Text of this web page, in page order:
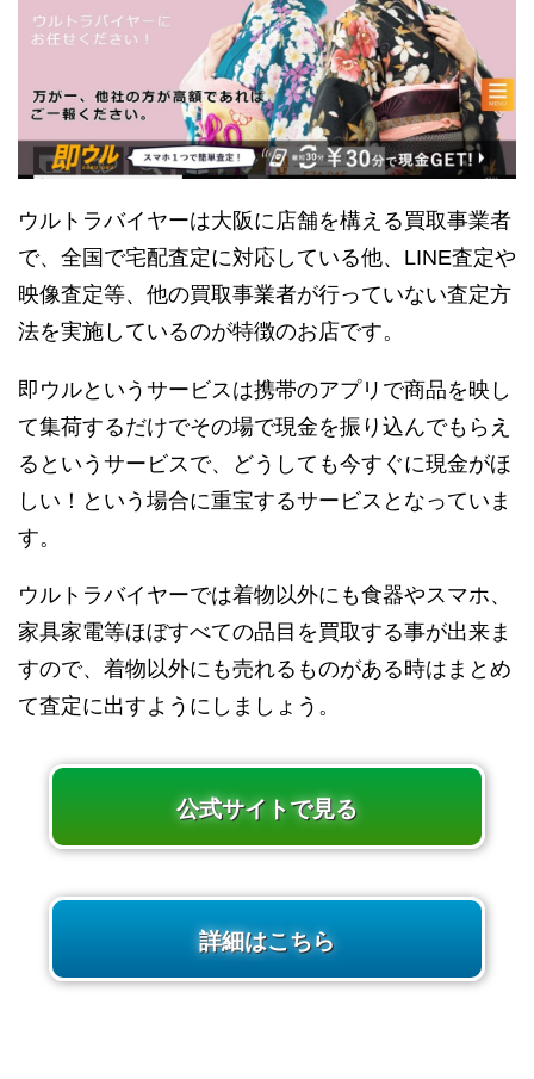
ウルトラバイヤーは大阪に店舗を構える買取事業者
で、全国で宅配査定に対応している他、LINE査定や
映像査定等、他の買取事業者が行っていない査定方
法を実施しているのが特徴のお店です。
即ウルというサービスは携帯のアプリで商品を映し
て集荷するだけでその場で現金を振り込んでもらえ
るというサービスで、どうしても今すぐに現金がほ
しい！という場合に重宝するサービスとなっていま
す。
ウルトラバイヤーでは着物以外にも食器やスマホ、
家具家電等ほぼすべての品目を買取する事が出来ま
すので、着物以外にも売れるものがある時はまとめ
て査定に出すようにしましょう。
公式サイトで見る
詳細はこちら